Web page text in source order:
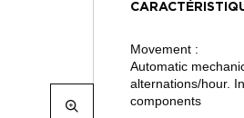
Movement :
Automatic
alternations/hour.
components